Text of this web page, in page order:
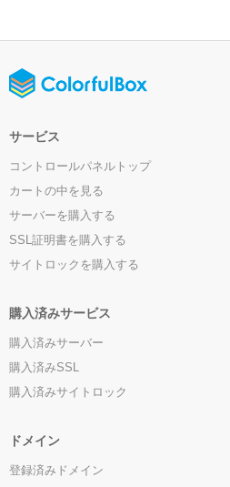
サービス
コントロールパネルトップ
カートの中を見る
サーバーを購入する
SSL証明書を購入する
サイトロックを購入する
購入済みサービス
購入済みサーバー
購入済みSSL
購入済みサイトロック
ドメイン
登録済みドメイン